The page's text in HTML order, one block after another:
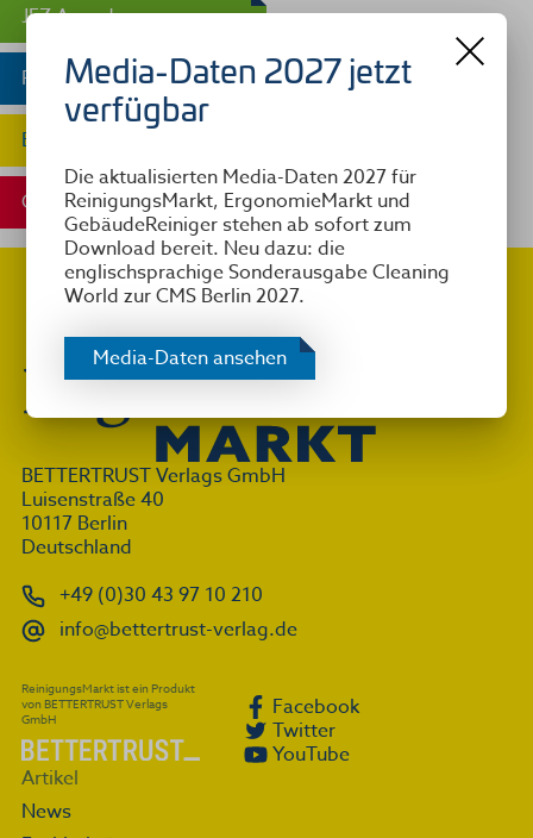
BETTERTRUST Verlags GmbH
Luisenstraße 40
10117 Berlin
Deutschland
+49 (0)30 43 97 10 210
info@bettertrust-verlag.de
ReinigungsMarkt ist ein Produkt
von BETTERTRUST Verlags
GmbH
Facebook
Twitter
YouTube
Artikel
News
JEZ Award
ReinigungsMarkt
ErgonomieMarkt
GebäudeReiniger
Media-Daten 2027 jetzt
verfügbar
Die aktualisierten Media-Daten 2027 für
ReinigungsMarkt, ErgonomieMarkt und
GebäudeReiniger stehen ab sofort zum
Download bereit. Neu dazu: die
englischsprachige Sonderausgabe Cleaning
World zur CMS Berlin 2027.
Media-Daten ansehen